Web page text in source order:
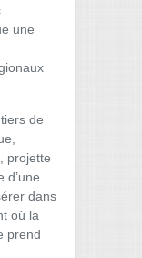
une
de
projette
d’une
dans
où la
prend